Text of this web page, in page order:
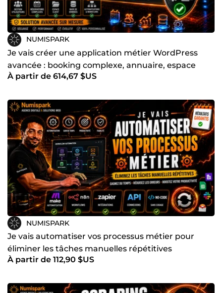
NUMISPARK
Je vais créer une application métier WordPress
avancée : booking complexe, annuaire, espace
client, CRM
À partir de 614,67 $US
NUMISPARK
Je vais automatiser vos processus métier pour
éliminer les tâches manuelles répétitives
À partir de 112,90 $US